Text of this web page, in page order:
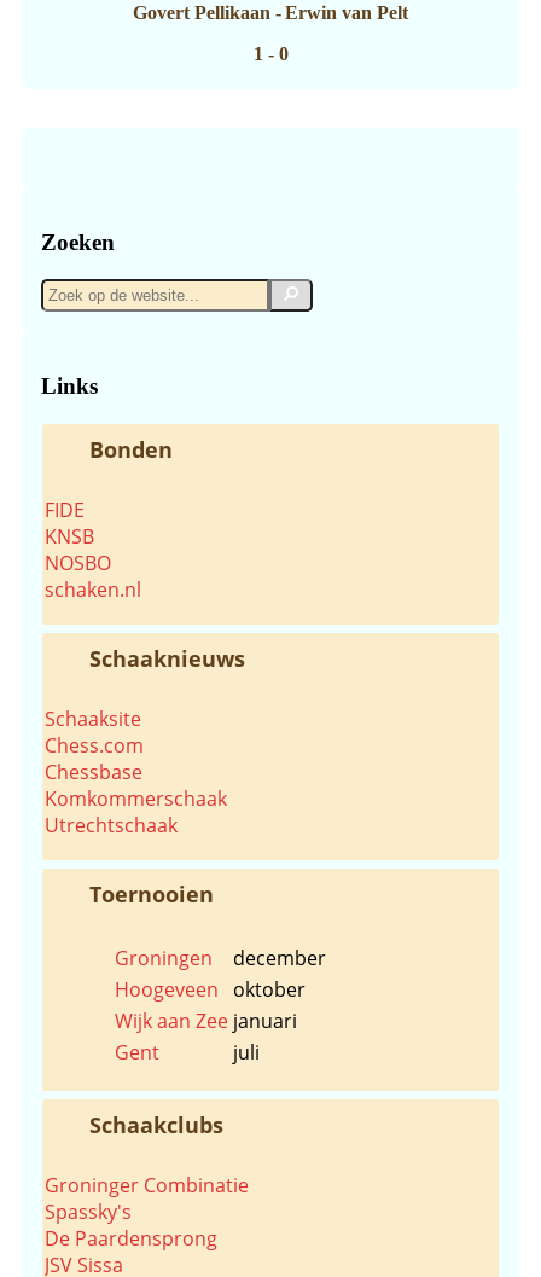
Govert Pellikaan - Erwin van Pelt
1 - 0
Zoeken
Zoek
op
Zoek
Links
Bonden
FIDE
KNSB
NOSBO
schaken.nl
Schaaknieuws
Schaaksite
Chess.com
Chessbase
Komkommerschaak
Utrechtschaak
Toernooien
Groningen
december
Hoogeveen
oktober
Wijk aan Zee januari
Gent
juli
Schaakclubs
Groninger Combinatie
Spassky's
De Paardensprong
JSV Sissa